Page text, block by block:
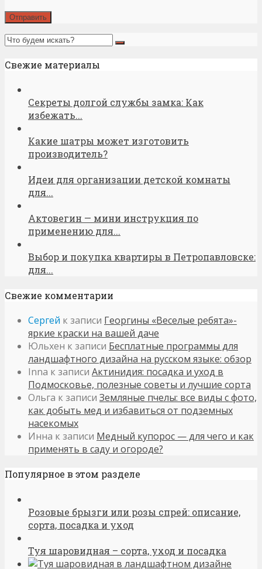
Свежие материалы
Секреты долгой службы замка: Как
избежать...
Какие шатры может изготовить
производитель?
Идеи для организации детской комнаты
для...
Актовегин — мини инструкция по
применению для...
Выбор и покупка квартиры в Петропавловске:
для...
Свежие комментарии
Сергей к записи Георгины «Веселые ребята»-
яркие краски на вашей даче
Юльхен к записи Бесплатные программы для
ландшафтного дизайна на русском языке: обзор
Inna к записи Актинидия: посадка и уход в
Подмосковье, полезные советы и лучшие сорта
Ольга к записи Земляные пчелы: все виды с фото,
как добыть мед и избавиться от подземных
насекомых
Инна к записи Медный купорос — для чего и как
применять в саду и огороде?
Популярное в этом разделе
Розовые брызги или розы спрей: описание,
сорта, посадка и уход
Туя шаровидная – сорта, уход и посадка